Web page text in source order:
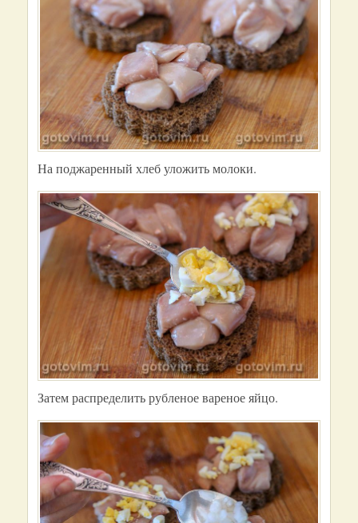
На поджаренный хлеб уложить молоки.
Затем распределить рубленое вареное яйцо.